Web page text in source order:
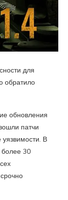
для
обратило
обновления
патчи
В
более 30